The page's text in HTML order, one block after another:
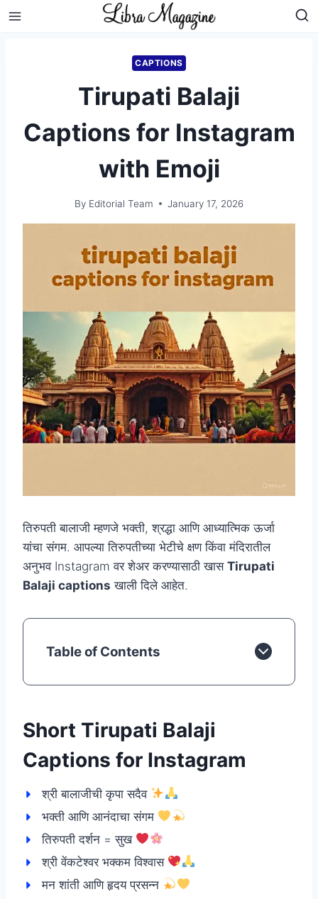
Skip
CAPTIONS
Tirupati Balaji
Captions for Instagram
with Emoji
By Editorial Team January 17, 2026
तिरुपती बालाजी म्हणजे भक्ती, श्रद्धा आणि आध्यात्मिक ऊर्जा
यांचा संगम. आपल्या तिरुपतीच्या भेटीचे क्षण किंवा मंदिरातील
अनुभव Instagram वर शेअर करण्यासाठी खास Tirupati
Balaji captions खाली दिले आहेत.
Table of Contents
Short Tirupati Balaji
Captions for Instagram
श्री बालाजीची कृपा सदैव
भक्ती आणि आनंदाचा संगम
तिरुपती दर्शन = सुख
श्री वेंकटेश्वर भक्कम विश्वास
मन शांती आणि हृदय प्रसन्न